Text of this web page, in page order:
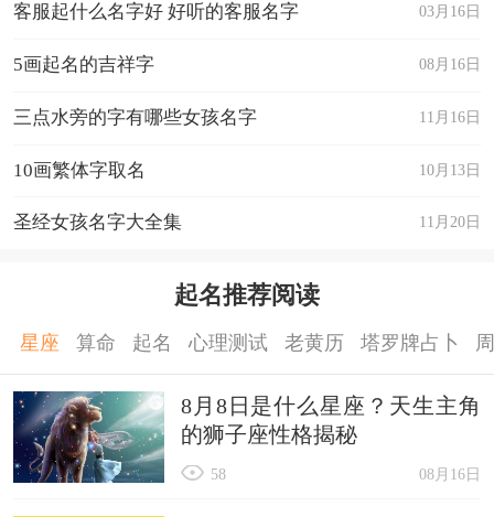
03月16日
客服起什么名字好 好听的客服名字
08月16日
5画起名的吉祥字
11月16日
三点水旁的字有哪些女孩名字
10月13日
10画繁体字取名
11月20日
圣经女孩名字大全集
起名推荐阅读
星座 算命 起名 心理测试 老黄历 塔罗牌占卜
8月8日是什么星座？天生主角
的狮子座性格揭秘
08月16日
58